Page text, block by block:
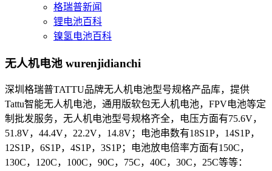
格瑞普新闻
锂电池百科
镍氢电池百科
无人机电池 wurenjidianchi
深圳格瑞普TATTU品牌无人机电池型号规格产品库，提供
Tattu智能无人机电池，通用版软包无人机电池，FPV电池等定
制批发服务，无人机电池型号规格齐全，电压方面有75.6V，
51.8V，44.4V，22.2V，14.8V；电池串数有18S1P，14S1P，
12S1P，6S1P，4S1P，3S1P；电池放电倍率方面有150C，
130C，120C，100C，90C，75C，40C，30C，25C等等：